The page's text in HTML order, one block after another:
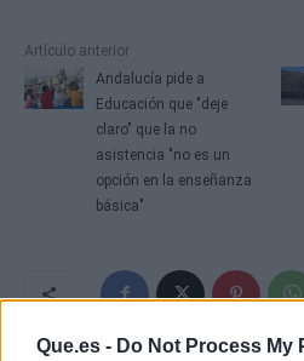
Que.es - Do Not Process My
Artículo anterior
Andalucía pide a
Educación que "deje
claro" que la no
asistencia "no es un
opción en la enseñanza
básica"